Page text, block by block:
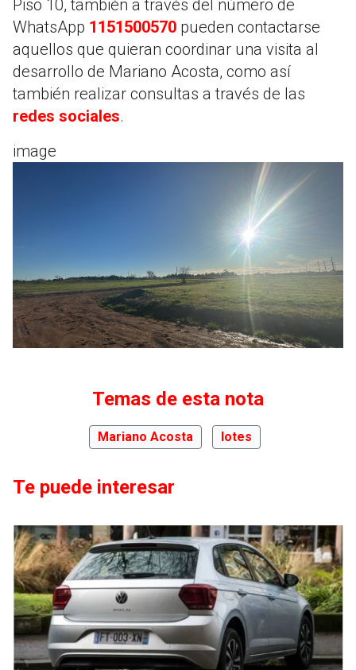
Piso 10, también a través del número de
WhatsApp 1151500570 pueden contactarse
aquellos que quieran coordinar una visita al
desarrollo de Mariano Acosta, como así
también realizar consultas a través de las
redes sociales.
image
Temas de esta nota
Mariano Acosta lotes
Te puede interesar